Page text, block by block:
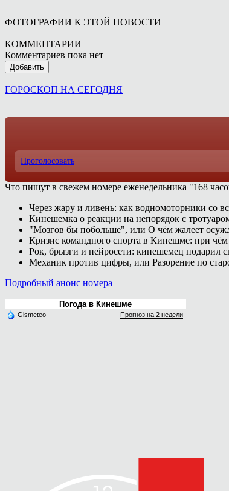
ФОТОГРАФИИ К ЭТОЙ НОВОСТИ
КОММЕНТАРИИ
Комментариев пока нет
Добавить
ГОРОСКОП НА СЕГОДНЯ
Проголосовать
Что пишут в свежем номере еженедельника "168
Через жару и ливень: как водномоторники со
Кинешемка о реакции на непорядок с
"Мозгов бы побольше", или О чём жалеет
Кризис командного спорта в Кинешме: при
Рок, брызги и нейросети: кинешемец подарил
Механик против цифры, или Разорение по
Подробный анонс номера
Погода в Кинешме
Gismeteo Прогноз на 2 недели